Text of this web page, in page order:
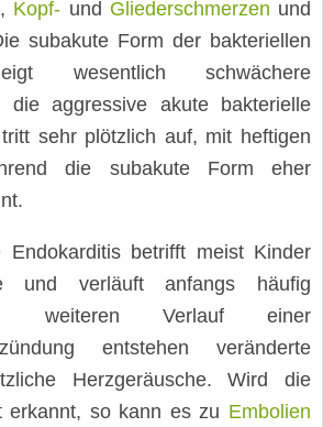
, Kopf- und Gliederschmerzen und
subakute Form der bakteriellen
wesentlich schwächere
die aggressive akute bakterielle
sehr plötzlich auf, mit heftigen
die subakute Form eher
Endokarditis betrifft meist Kinder
und verläuft anfangs häufig
weiteren Verlauf einer
entstehen veränderte
Herzgeräusche. Wird die
erkannt, so kann es zu Embolien